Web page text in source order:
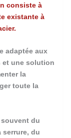
consiste à
existante à
adaptée aux
et une solution
la
toute la
souvent du
serrure, du